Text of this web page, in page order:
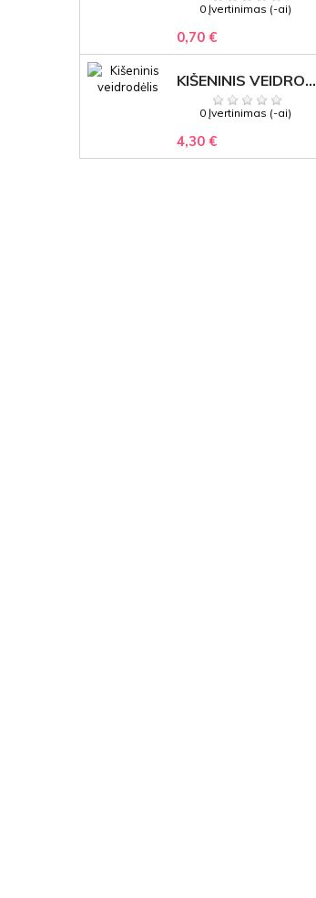
0 Įvertinimas (-ai)
0,70 €
KIŠENINIS VEIDRODĖLIS
0 Įvertinimas (-ai)
4,30 €